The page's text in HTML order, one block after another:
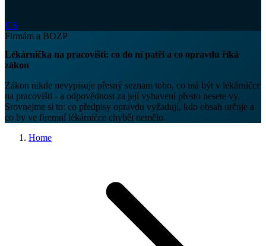
CS
Firmám a BOZP
Lékárnička na pracovišti: co do ní patří a co opravdu říká
zákon
Zákon nikde nevypisuje přesný seznam toho, co má být v lékárničce
na pracovišti - a odpovědnost za její vybavení přesto nesete vy.
Srovnejme si to: co předpisy opravdu vyžadují, kdo obsah určuje a
co by ve firemní lékárničce chybět nemělo.
Home